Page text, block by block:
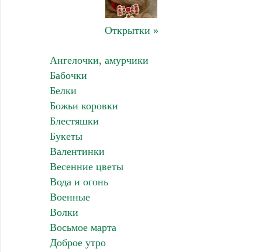
Открытки »
Ангелочки, амурчики
Бабочки
Белки
Божьи коровки
Блестяшки
Букеты
Валентинки
Весенние цветы
Вода и огонь
Военные
Волки
Восьмое марта
Доброе утро